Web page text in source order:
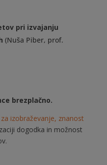
pri izvajanju
(Nuša Piber, prof.
brezplačno.
izobraževanje, znanost
dogodka in možnost